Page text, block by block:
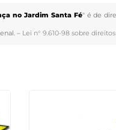
no Jardim Santa Fé" é de
– Lei n° 9.610-98 sobre